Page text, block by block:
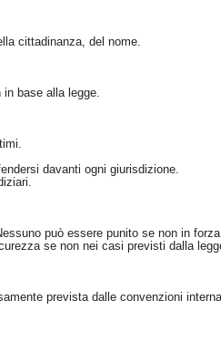
cittadinanza, del nome.
base alla legge.
davanti ogni giurisdizione.
può essere punito se non in
se non nei casi previsti dalla
prevista dalle convenzioni